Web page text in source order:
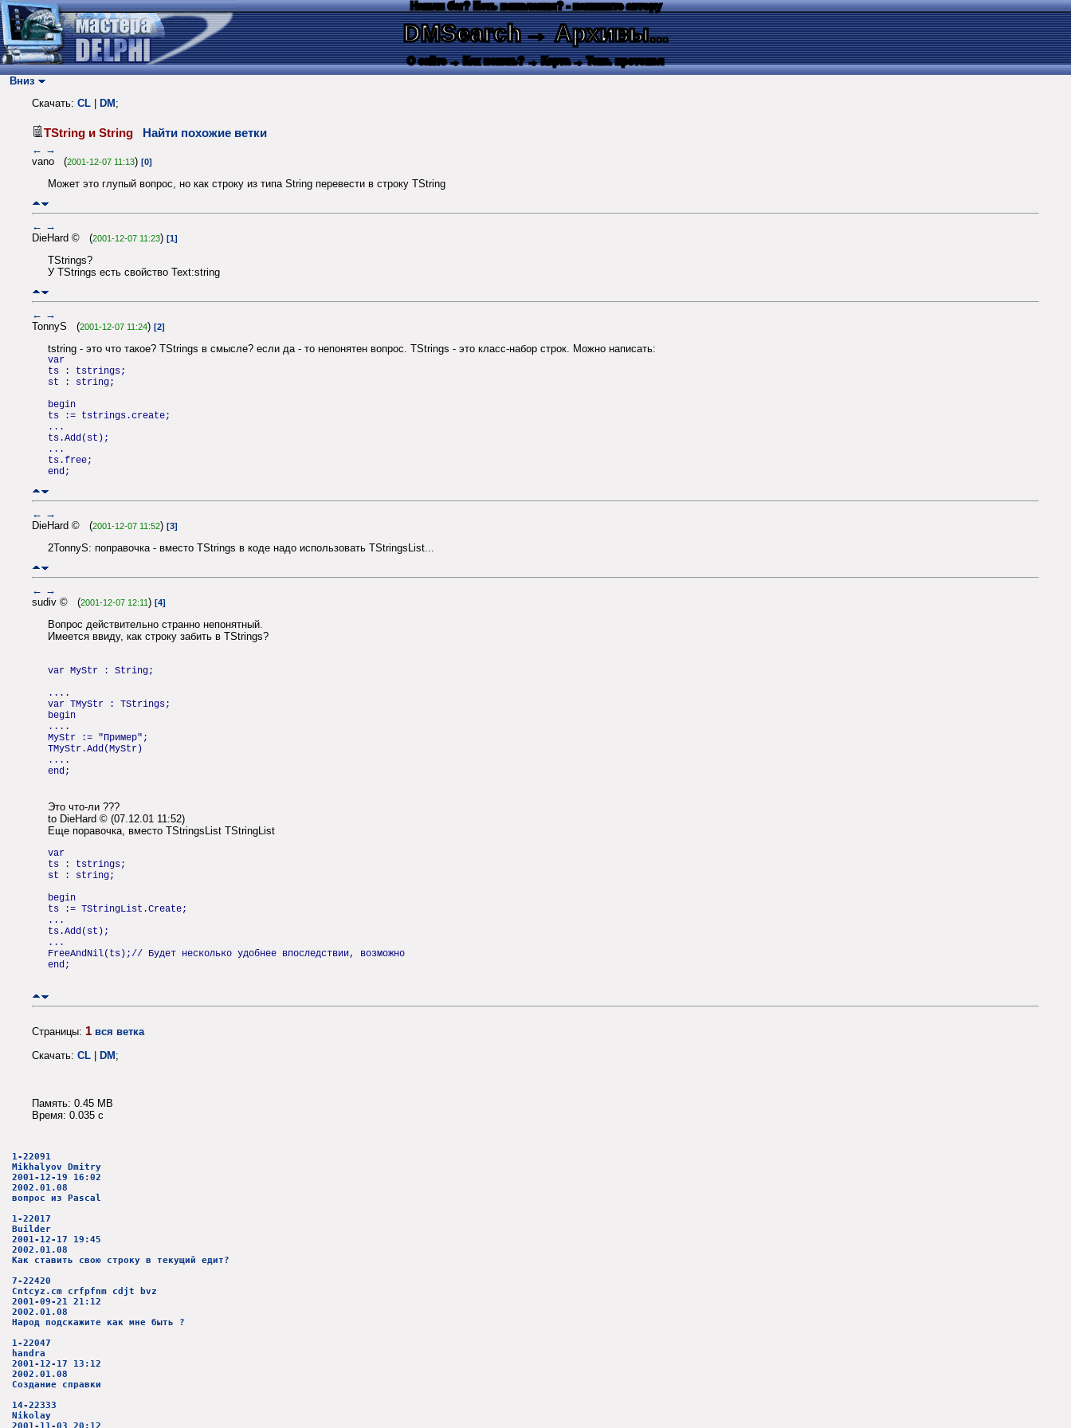
Нашли баг? Есть пожелания? - напишите автору
DMSearch→ Архивы...
О сайте → Как искать? → Карта → Текс. протокол
Вниз
Скачать: CL DM ;
TString и String Найти похожие ветки
← →
vano (2001-12-07 11:13) [0]
Может это глупый вопрос, но как строку из типа String перевести в строку TString
← →
DieHard © (2001-12-07 11:23) [1]
TStrings?
У TStrings есть свойство Text:string
← →
TonnyS (2001-12-07 11:24) [2]
tstring - это что такое? TStrings в смысле? если да - то непонятен вопрос. TStrings - это класс-набор строк. Можно написать:
var
ts : tstrings;
st : string;
begin
ts := tstrings.create;
...
ts.Add(st);
...
ts.free;
end;
← →
DieHard © (2001-12-07 11:52) [3]
2TonnyS: поправочка - вместо TStrings в коде надо использовать TStringsList...
← →
sudiv © (2001-12-07 12:11) [4]
Вопрос действительно странно непонятный.
Имеется ввиду, как строку забить в TStrings?
var MyStr : String;
....
var TMyStr : TStrings;
begin
....
MyStr := "Пример";
TMyStr.Add(MyStr)
....
end;
Это что-ли ???
to DieHard © (07.12.01 11:52)
Еще поравочка, вместо TStringsList TStringList
var
ts : tstrings;
st : string;
begin
ts := TStringList.Create;
...
ts.Add(st);
...
FreeAndNil(ts);// Будет несколько удобнее впоследствии, возможно
end;
Страницы: 1 вся ветка
Скачать: CL | DM;
Память: 0.45 MB
Время: 0.035 c
1-22091
Mikhalyov Dmitry
2001-12-19 16:02
2002.01.08
вопрос из Pascal
1-22017
Builder
2001-12-17 19:45
2002.01.08
Как ставить свою строку в текущий едит?
7-22420
Cntcyz.cm crfpfnm cdjt bvz
2001-09-21 21:12
2002.01.08
Народ подскажите как мне быть ?
1-22047
handra
2001-12-17 13:12
2002.01.08
Создание справки
14-22333
Nikolay